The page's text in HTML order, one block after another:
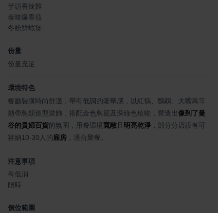
芋頭香辣雞
泰味爆香茄
冬粉鮮蝦煲
份量
份量充足
環境特色
餐廳裝潢時尚舒適，帶有低調的奢華感，以紅鶴、鸚鵡、大嘴鳥等
熱帶鳥類造型裝飾，搭配金色鳥籠及深綠色植物，營造出像到了曼
谷的貴婦百貨的氛圍，用餐環境寬敞 且 明亮乾淨 ，部分分店設有可
容納10-30人的 廂房 ，適合聚餐。
注意事項
有低消
限時
價位範圍